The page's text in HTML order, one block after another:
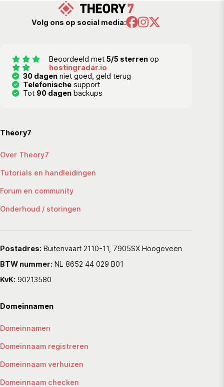
Volg ons op social media:
Beoordeeld met 5/5 sterrenop
hostingradar.io
30 dagen niet goed, geld terug
Telefonische support
Tot 90 dagen backups
Theory7
Over Theory7
Tutorials en handleidingen
Forum en community
Onderhoud / storingen
Postadres: Buitenvaart 2110-11, 7905SX Hoogeveen
BTW nummer: NL 8652 44 029 B01
KvK: 90213580
Domeinnamen
Domeinnamen
Domeinnaam registreren
Domeinnaam verhuizen
Domeinnaam checken